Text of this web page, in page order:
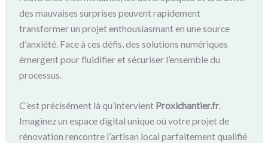
des mauvaises surprises peuvent rapidement
transformer un projet enthousiasmant en une source
d’anxiété. Face à ces défis, des solutions numériques
émergent pour fluidifier et sécuriser l’ensemble du
processus.
C’est précisément là qu’intervient Proxichantier.fr.
Imaginez un espace digital unique où votre projet de
rénovation rencontre l’artisan local parfaitement qualifié